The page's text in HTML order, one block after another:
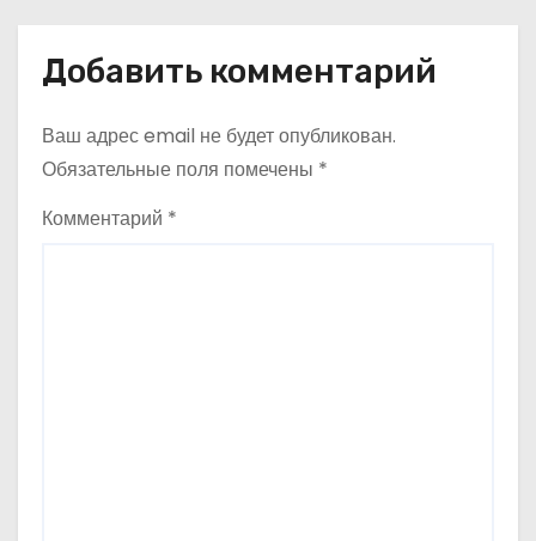
я
м
Добавить комментарий
Ваш адрес email не будет опубликован.
Обязательные поля помечены *
Комментарий *